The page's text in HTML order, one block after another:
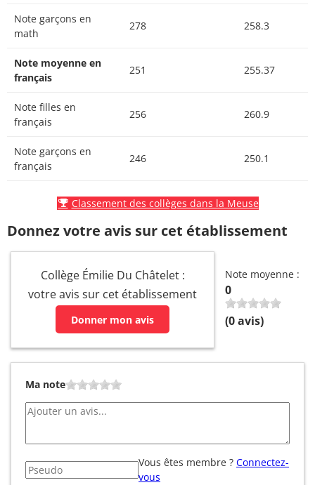
Note garçons en
math
278 258.3
Note moyenne en
français
251 255.37
Note filles en
français
256 260.9
Note garçons en
français
246 250.1
Classement des collèges dans la Meuse
Donnez votre avis sur cet établissement
Collège Émilie Du Châtelet :
votre avis sur cet établissement
Donner mon avis
Note moyenne :
0
(0avis)
Ma note
Vous êtes membre ? Connectez-
vous